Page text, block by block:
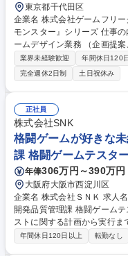
東京都千代田区
企業名 株式会社ゲームフリーク 求人名 【ゲームプランナー】『ポケ
モンスター』シリーズ 仕事の内容 コンシューマゲーム開発における、ゲ
ームデザイン業務 （企画提案、仕様策定、進行管理、データ作成、改善提
案、デバッグ） 募集職種 【ゲームプランナー】『ポケットモンスター』
シリーズ
業界未経験歓迎 年間休日120
完全週休2日制
土日祝休み
正社員
株式会社SNK
格闘ゲームが好きな
課 格闘ゲームテスタ
年俸306万円～390万円
大阪府大阪市西淀川区
企業名 株式会社ＳＮＫ 求人名 格闘ゲームが好きな未経験者歓迎【大阪】
開発品質管理課 格闘ゲームテスター 仕事の内容 格闘ゲー
ストに関する計画から実行ま
【具体的には】■ゲームテス
年間休日120日以上 転勤なし